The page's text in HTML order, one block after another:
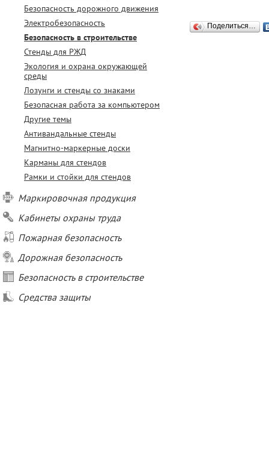
Безопасность дорожного движения
Электробезопасность
Безопасность в строительстве
Стенды для РЖД
Экология и охрана окружающей
среды
Лозунги и стенды со знаками
Безопасная работа за компьютером
Другие темы
Антивандальные стенды
Магнитно-маркерные доски
Карманы для стендов
Рамки и стойки для стендов
Маркировочная продукция
Кабинеты охраны труда
Пожарная безопасность
Дорожная безопасность
Безопасность в строительстве
Средства защиты
Поделиться…